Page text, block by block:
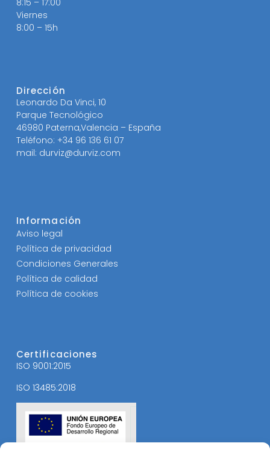
Viernes
8:00 – 15h
Dirección
Leonardo Da Vinci, 10
Parque Tecnológico
46980 Paterna,Valencia – España
Teléfono: +34 96 136 61 07
mail: durviz@durviz.com
Información
Aviso legal
Política de privacidad
Condiciones Generales
Política de calidad
Política de cookies
Certificaciones
ISO 9001:2015
ISO 13485:2018